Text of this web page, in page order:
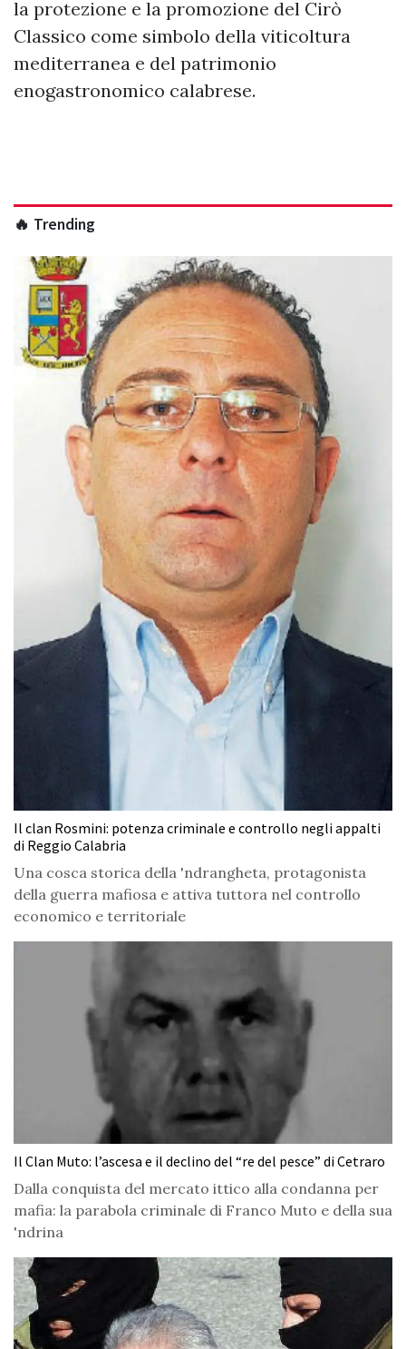
la protezione e la promozione del Cirò
Classico come simbolo della viticoltura
mediterranea e del patrimonio
enogastronomico calabrese.
🔥 Trending
Il clan Rosmini: potenza criminale e controllo negli appalti
di Reggio Calabria
Una cosca storica della 'ndrangheta, protagonista
della guerra mafiosa e attiva tuttora nel controllo
economico e territoriale
Il Clan Muto: l’ascesa e il declino del “re del pesce” di Cetraro
Dalla conquista del mercato ittico alla condanna per
mafia: la parabola criminale di Franco Muto e della sua
'ndrina